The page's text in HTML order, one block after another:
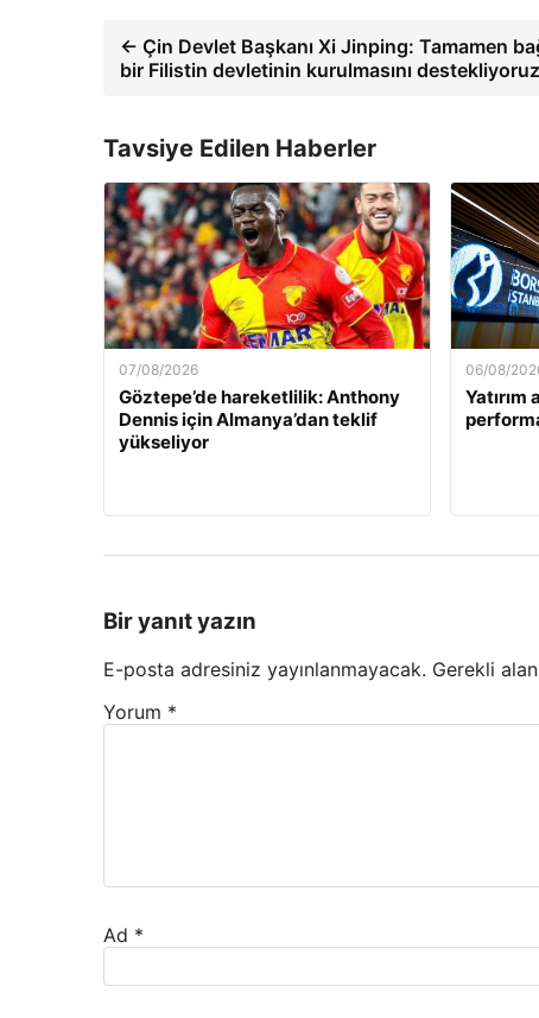
← Çin Devlet Başkanı Xi Jinping: Tamamen
bir Filistin devletinin kurulmasını destekliyoruz
Tavsiye Edilen Haberler
07/08/2026
Göztepe’de hareketlilik: Anthony
Dennis için Almanya’dan teklif
yükseliyor
06/08/
Yatırım
Bir yanıt yazın
E-posta adresiniz yayınlanmayacak. Gerekli
Yorum *
Ad *